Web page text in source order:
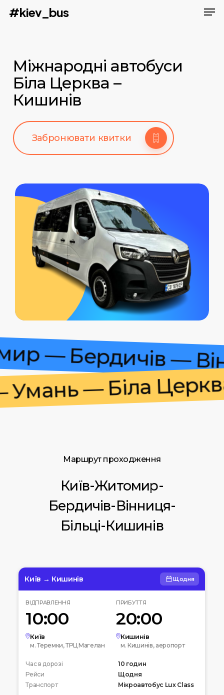
Skip#kiev_bus
Міжнародні автобуси
Біла Церква –
Кишинів
Забронювати квитки
— Бердичів —
— Біла Церква
Маршрут проходження
Київ-Житомир-
Бердичів-Вінниця-
Більці-Кишинів
Київ → Кишинів Щодня
ВІДПРАВЛЕННЯ
10:00
Київ
м. Теремки, ТРЦ Магелан
ПРИБУТТЯ
20:00
Кишинів
м. Кишинів, аеропорт
Транспорт Мікроавтобус Lux Class
Час в дорозі
10 годин
Рейси
Щодня